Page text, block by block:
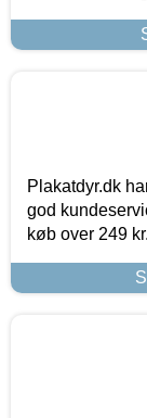
Plakatdyr.dk
god
køb over 249